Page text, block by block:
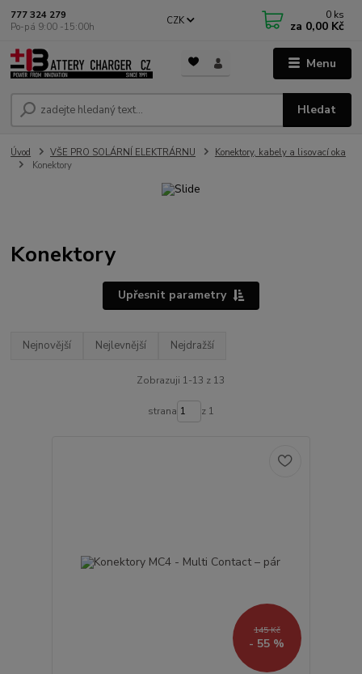
Menu
CZK
Hledat
777 324 279
Po-pá 9:00 -15:00h
0 ks
za 0,00 Kč
Úvod VŠE PRO SOLÁRNÍ ELEKTRÁRNU
Konektory, kabely a lisovací oka
Konektory
Konektory
Upřesnit parametry
Nejnovější Nejlevnější Nejdražší
Zobrazuji 1-13 z 13
strana z 1
145 Kč
- 55 %